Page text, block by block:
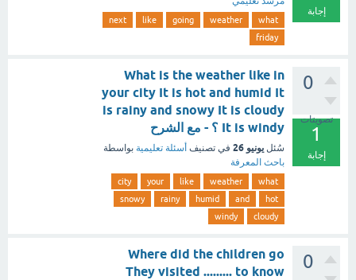
إجابة
what
weather
going
like
next
friday
0
تصويتات
1
إجابة
What is the weather like in
your city It is hot and humid It
is rainy and snowy It is cloudy
It is windy ؟ - مع الشرح
سُئل يونيو 26 في تصنيف أسئلة تعليمية بواسطة
باحث المعرفة
what
weather
like
your
city
hot
and
humid
rainy
snowy
cloudy
windy
0
Where did the children go
They visited ......... to know